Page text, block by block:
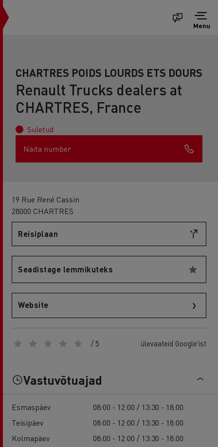
Menu
CHARTRES POIDS LOURDS ETS DOURS
Renault Trucks dealers at
CHARTRES, France
Suletud
Näita number
19 Rue René Cassin
28000 CHARTRES
Reisiplaan
Seadistage lemmikuteks
Website
/ 5 ülevaateid Google'ist
Vastuvõtuajad
Esmaspäev
08:00 - 12:00 / 13:30 - 18:00
Teisipäev
08:00 - 12:00 / 13:30 - 18:00
Kolmapäev
08:00 - 12:00 / 13:30 - 18:00